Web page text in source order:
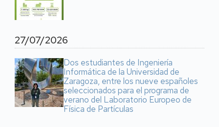
27/07/2026
Dos estudiantes de Ingeniería
Informática de la Universidad de
Zaragoza, entre los nueve españoles
seleccionados para el programa de
verano del Laboratorio Europeo de
Física de Partículas